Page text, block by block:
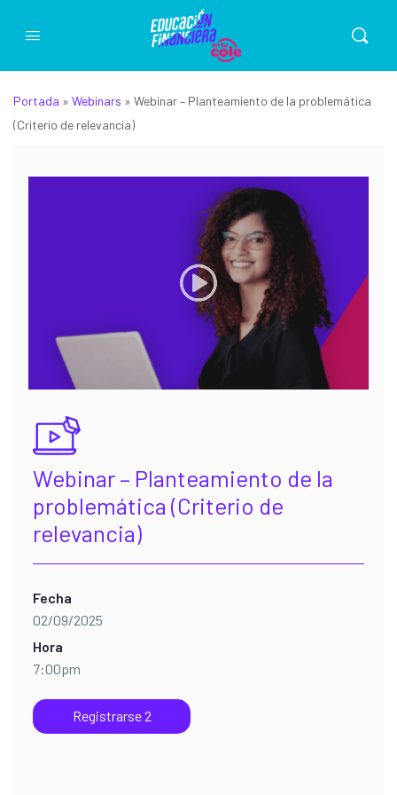
Portada » Webinars » Webinar – Planteamiento de la problemática
(Criterio de relevancia)
Webinar – Planteamiento de la
problemática (Criterio de
relevancia)
Fecha
02/09/2025
Hora
7:00pm
Registrarse 2